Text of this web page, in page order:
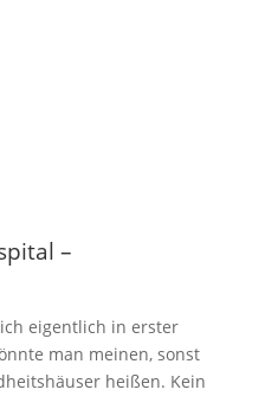
–
eigentlich in erster
man meinen, sonst
heißen. Kein